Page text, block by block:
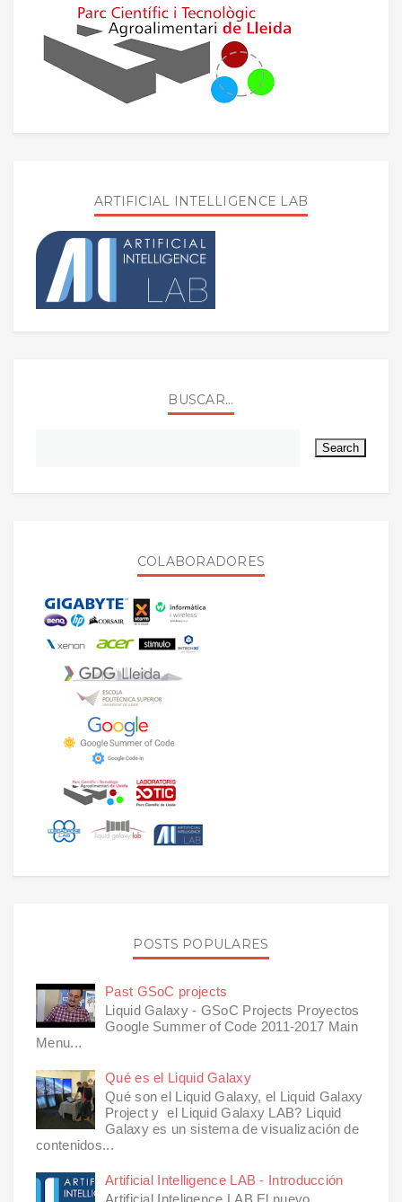
ARTIFICIAL INTELLIGENCE LAB
BUSCAR...
COLABORADORES
POSTS POPULARES
Past GSoC projects
Liquid Galaxy - GSoC Projects Proyectos
Google Summer of Code 2011-2017 Main
Menu...
Qué es el Liquid Galaxy
Qué son el Liquid Galaxy, el Liquid Galaxy
Project y el Liquid Galaxy LAB? Liquid
Galaxy es un sistema de visualización de
contenidos...
Artificial Intelligence LAB - Introducción
Artificial Inteligence LAB El nuevo